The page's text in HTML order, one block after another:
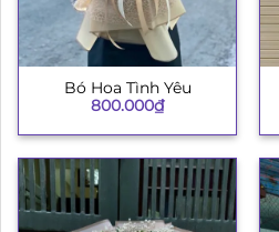
Bó Hoa Tình Yêu
800.000₫